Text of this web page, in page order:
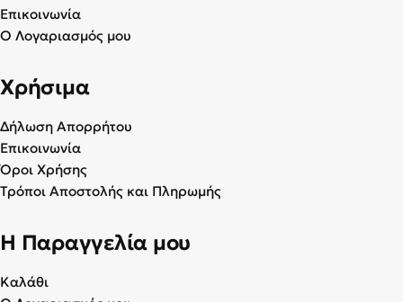
Επικοινωνία
Ο Λογαριασμός μου
Χρήσιμα
Δήλωση Απορρήτου
Επικοινωνία
Όροι Χρήσης
Τρόποι Αποστολής και Πληρωμής
Η Παραγγελία μου
Καλάθι